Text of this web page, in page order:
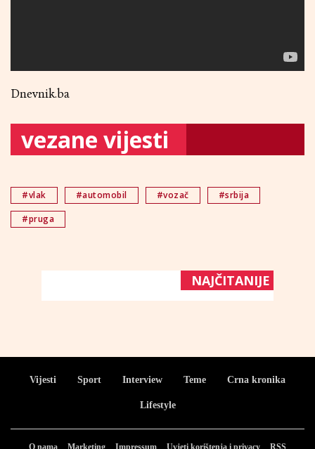
Dnevnik.ba
vezane vijesti
#vlak #automobil #vozač
#srbija
#pruga
NAJČITANIJE
Vijesti Sport Interview Teme Crna kronika
Lifestyle
O nama Marketing Impressum Uvjeti korištenja i privacy RSS